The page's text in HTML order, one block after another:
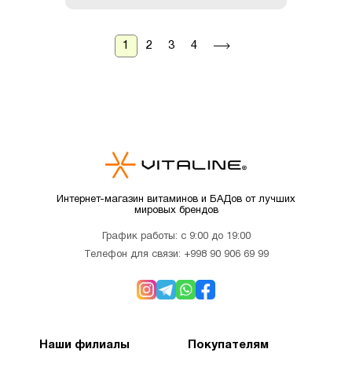
1 2 3 4
Интернет-магазин витаминов и БАДов от лучших
мировых брендов
График работы: с 9:00 до 19:00
Телефон для связи: +998 90 906 69 99
Наши филиалы Покупателям